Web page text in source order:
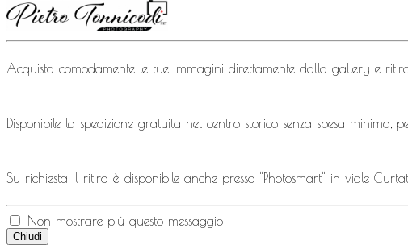
Acquista comodamente le tue immagini direttamente dalla gallery e
Disponibile la spedizione gratuita nel centro storico senza spesa
Su richiesta il ritiro è disponibile anche presso "Photosmart" in viale
Non mostrare più questo messaggio
Chiudi